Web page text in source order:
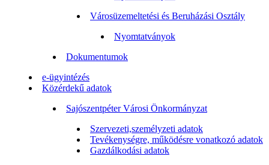
Városüzemeltetési és Beruházási Osztály
Nyomtatványok
Dokumentumok
e-ügyintézés
Közérdekű adatok
Sajószentpéter Városi Önkormányzat
Szervezeti,személyzeti adatok
Tevékenységre, működésre vonatkozó adatok
Gazdálkodási adatok